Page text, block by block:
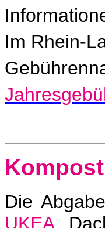
Im Rhein-
Die
UKEA